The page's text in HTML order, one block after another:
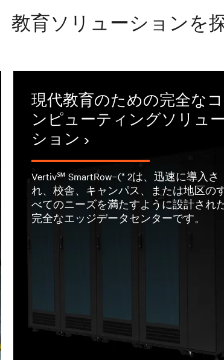
教育ソリューションを
現代教育のための完全なコ
ンピューティングソリュー
ション
>
Vertiv℠ SmartRow−(* 2は、迅速に導入さ
れ、校舎、キャンパス、または地区の
べてのニーズを満たすように設計され
完全なエッジデータセンターです。